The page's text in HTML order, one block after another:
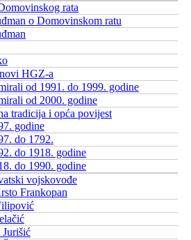
rata
o Domovinskom ratu
HGZ-a
od 1991. do 1999. godine
od 2000. godine
tradicija i opća povijest
godine
do 1792.
do 1918. godine
do 1990. godine
vojskovođe
Frankopan